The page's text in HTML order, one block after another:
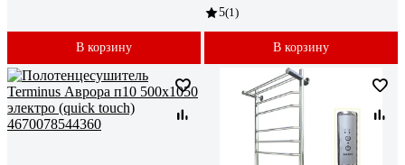
В корзину
5(1)
В корзину